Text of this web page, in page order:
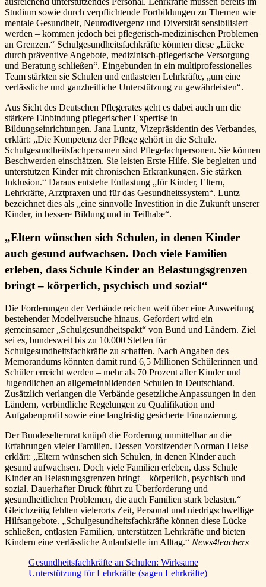
Studium sowie durch verpflichtende Fortbildungen zu Themen wie
mentale Gesundheit, Neurodivergenz und Diversität sensibilisiert
werden – kommen jedoch bei pflegerisch-medizinischen Problemen
an Grenzen.“ Schulgesundheitsfachkräfte könnten diese „Lücke
durch präventive Angebote, medizinisch-pflegerische Versorgung
und Beratung schließen“. Eingebunden in ein multiprofessionelles
Team stärkten sie Schulen und entlasteten Lehrkräfte, „um eine
verlässliche und ganzheitliche Unterstützung zu gewährleisten“.
Aus Sicht des Deutschen Pflegerates geht es dabei auch um die
stärkere Einbindung pflegerischer Expertise in
Bildungseinrichtungen. Jana Luntz, Vizepräsidentin des Verbandes,
erklärt: „Die Kompetenz der Pflege gehört in die Schule.
Schulgesundheitsfachpersonen sind Pflegefachpersonen. Sie können
Beschwerden einschätzen. Sie leisten Erste Hilfe. Sie begleiten und
unterstützen Kinder mit chronischen Erkrankungen. Sie stärken
Inklusion.“ Daraus entstehe Entlastung „für Kinder, Eltern,
Lehrkräfte, Arztpraxen und für das Gesundheitssystem“. Luntz
bezeichnet dies als „eine sinnvolle Investition in die Zukunft unserer
Kinder, in bessere Bildung und in Teilhabe“.
„Eltern wünschen sich Schulen, in denen Kinder
auch gesund aufwachsen. Doch viele Familien
erleben, dass Schule Kinder an Belastungsgrenzen
bringt – körperlich, psychisch und sozial“
Die Forderungen der Verbände reichen weit über eine Ausweitung
bestehender Modellversuche hinaus. Gefordert wird ein
gemeinsamer „Schulgesundheitspakt“ von Bund und Ländern. Ziel
sei es, bundesweit bis zu 10.000 Stellen für
Schulgesundheitsfachkräfte zu schaffen. Nach Angaben des
Memorandums könnten damit rund 6,5 Millionen Schülerinnen und
Schüler erreicht werden – mehr als 70 Prozent aller Kinder und
Jugendlichen an allgemeinbildenden Schulen in Deutschland.
Zusätzlich verlangen die Verbände gesetzliche Anpassungen in den
Ländern, verbindliche Regelungen zu Qualifikation und
Aufgabenprofil sowie eine langfristig gesicherte Finanzierung.
Der Bundeselternrat knüpft die Forderung unmittelbar an die
Erfahrungen vieler Familien. Dessen Vorsitzender Norman Heise
erklärt: „Eltern wünschen sich Schulen, in denen Kinder auch
gesund aufwachsen. Doch viele Familien erleben, dass Schule
Kinder an Belastungsgrenzen bringt – körperlich, psychisch und
sozial. Dauerhafter Druck führt zu Überforderung und
gesundheitlichen Problemen, die auch Familien stark belasten.“
Gleichzeitig fehlten vielerorts Zeit, Personal und niedrigschwellige
Hilfsangebote. „Schulgesundheitsfachkräfte können diese Lücke
schließen, entlasten Familien, unterstützen Lehrkräfte und bieten
Kindern eine verlässliche Anlaufstelle im Alltag.“ News4teachers
Gesundheitsfachkräfte an Schulen: Wirksame
Unterstützung für Lehrkräfte (sagen Lehrkräfte)